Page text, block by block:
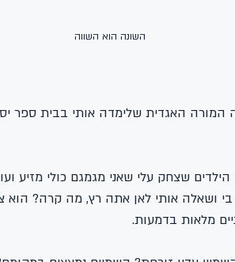
השונה הוא השווה
המורה האגדית שלימדה אותי בבית ספר
שצחק עלי שאני מגמגם כולי מזיע
ושאלה אותי לאן אתה רץ, מה קרה? הוא
מלאות בדמעות.